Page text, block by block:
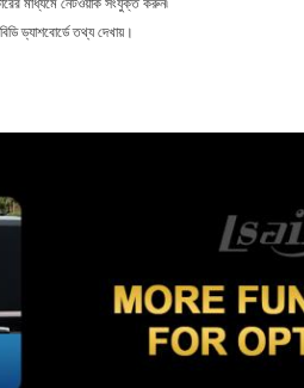
মাধ্যমে নেটওয়ার্ক সংযুক্ত করুন৷
ড্যাশবোর্ডে তথ্য দেখায়।